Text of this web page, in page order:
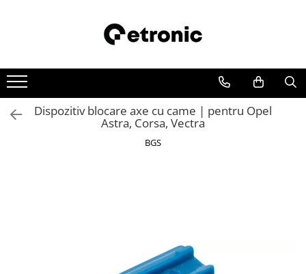
Dispozitiv blocare axe cu came | pentru Opel
Astra, Corsa, Vectra
BGS